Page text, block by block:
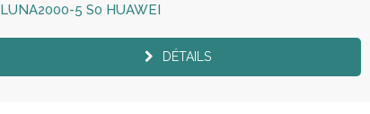
LUNA2000-5 S0 HUAWEI
DÉTAILS